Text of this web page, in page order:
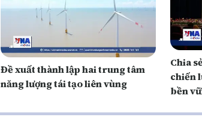
Đề xuất thành lập hai trung tâm
năng lượng tái tạo liên vùng
Chia
chiến
bền